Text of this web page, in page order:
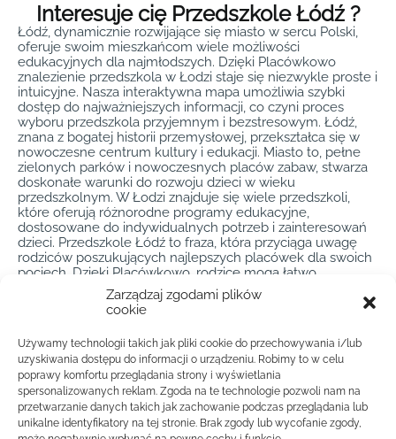
Zarządzaj zgodami plików
cookie
Używamy technologii takich jak pliki cookie do przechowywania i/lub
uzyskiwania dostępu do informacji o urządzeniu. Robimy to w celu
poprawy komfortu przeglądania strony i wyświetlania
spersonalizowanych reklam. Zgoda na te technologie pozwoli nam na
przetwarzanie danych takich jak zachowanie podczas przeglądania lub
unikalne identyfikatory na tej stronie. Brak zgody lub wycofanie zgody,
Interesuje cię Przedszkole Łódź ?
Łódź, dynamicznie rozwijające się miasto w sercu Polski,
oferuje swoim mieszkańcom wiele możliwości
edukacyjnych dla najmłodszych. Dzięki Placówkowo
znalezienie przedszkola w Łodzi staje się niezwykle proste i
intuicyjne. Nasza interaktywna mapa umożliwia szybki
dostęp do najważniejszych informacji, co czyni proces
wyboru przedszkola przyjemnym i bezstresowym. Łódź,
znana z bogatej historii przemysłowej, przekształca się w
nowoczesne centrum kultury i edukacji. Miasto to, pełne
zielonych parków i nowoczesnych placów zabaw, stwarza
doskonałe warunki do rozwoju dzieci w wieku
przedszkolnym. W Łodzi znajduje się wiele przedszkoli,
które oferują różnorodne programy edukacyjne,
dostosowane do indywidualnych potrzeb i zainteresowań
dzieci. Przedszkole Łódź to fraza, która przyciąga uwagę
rodziców poszukujących najlepszych placówek dla swoich
pociech. Dzięki Placówkowo, rodzice mogą łatwo
porównać różne przedszkola w Łodzi, sprawdzić ich
lokalizację, ofertę edukacyjną, a także opinie innych
rodziców. Wybór odpowiedniego przedszkola jest
platforma dostarcza wszelkich niezbędnych informacji, aby
podjąć świadomą decyzję. Przedszkole Łódź to nie tylko
miejsce nauki, ale także przestrzeń, gdzie dzieci nawiązują
pierwsze przyjaźnie i rozwijają swoje pasje. Łódzkie
przedszkola oferują szeroką gamę zajęć dodatkowych, od
nauki języków obcych po zajęcia artystyczne i sportowe, co